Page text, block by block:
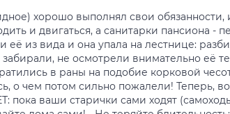
хорошо выполнял свои
и двигаться, а санитарки пансиона -
из вида и она упала на лестнице:
не осмотрели внимательно её
в раны на подобие корковой
о чем потом сильно пожалели! Теперь,
ваши старички сами ходят